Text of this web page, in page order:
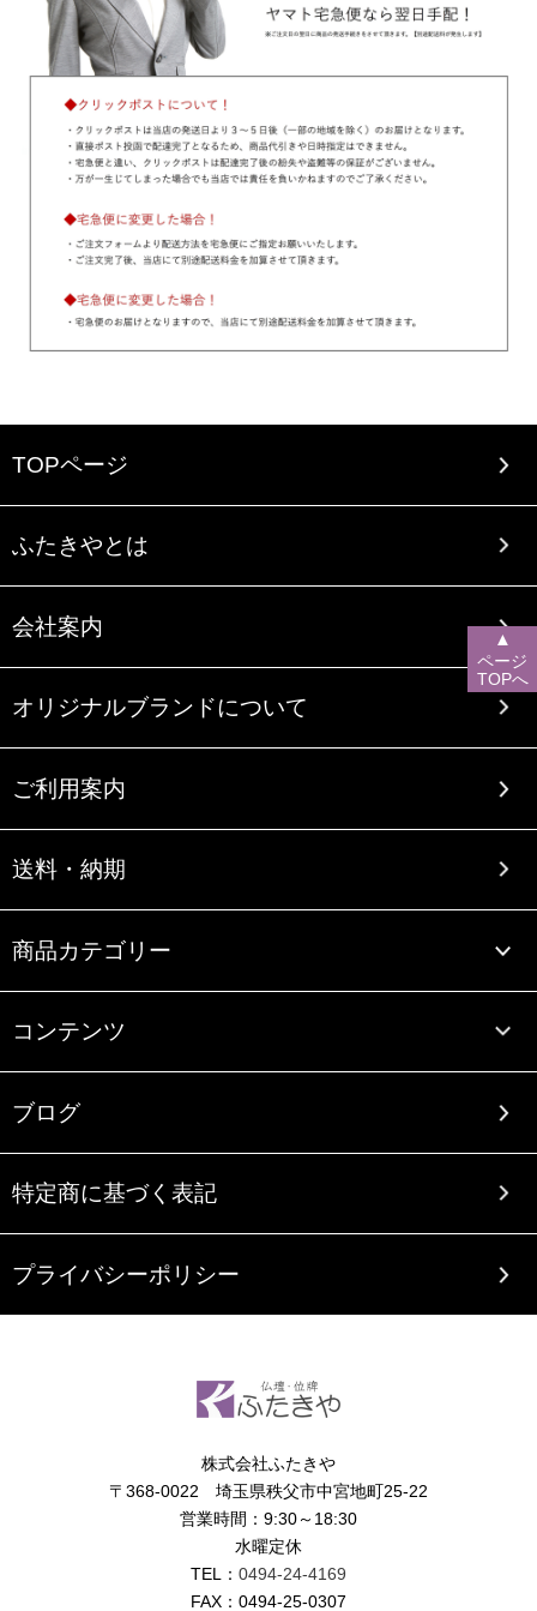
TOPページ
ふたきやとは
会社案内
オリジナルブランドについて
ご利用案内
送料・納期
商品カテゴリー
コンテンツ
ブログ
特定商に基づく表記
プライバシーポリシー
株式会社ふたきや
〒368-0022 埼玉県秩父市中宮地町25-22
営業時間：9:30～18:30
水曜定休
TEL： 0494-24-4169
FAX：0494-25-0307
▲
ページ
TOPへ